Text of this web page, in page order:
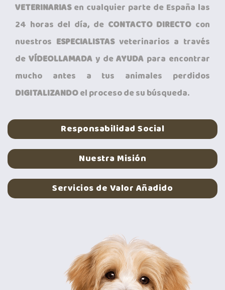
VETERINARIASen cualquier parte de España las
24 horas del día, de CONTACTO DIRECTO con
nuestros ESPECIALISTASveterinarios a través
de VÍDEOLLAMADAy deAYUDA para encontrar
mucho antes a tus animales perdidos
DIGITALIZANDOel proceso de su búsqueda.
Responsabilidad Social
Nuestra Misión
Servicios de Valor Añadido